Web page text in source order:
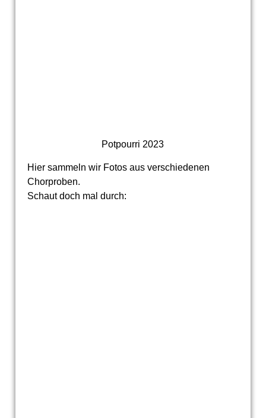
Potpourri 2023
Hier sammeln wir Fotos aus verschiedenen
Chorproben.
Schaut doch mal durch: